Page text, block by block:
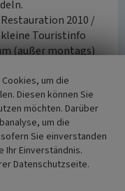
2010 /
kleine Touristinfo
(außer montags)
2016).
Rheinischer
e.V.
um die
Diesen können Sie
möchten. Darüber
um die
Sie einverstanden
Ihr Einverständnis.
Datenschutzseite.